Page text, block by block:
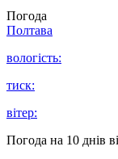
Погода
Полтава
вологість:
тиск:
вітер:
Погода на 10 днів